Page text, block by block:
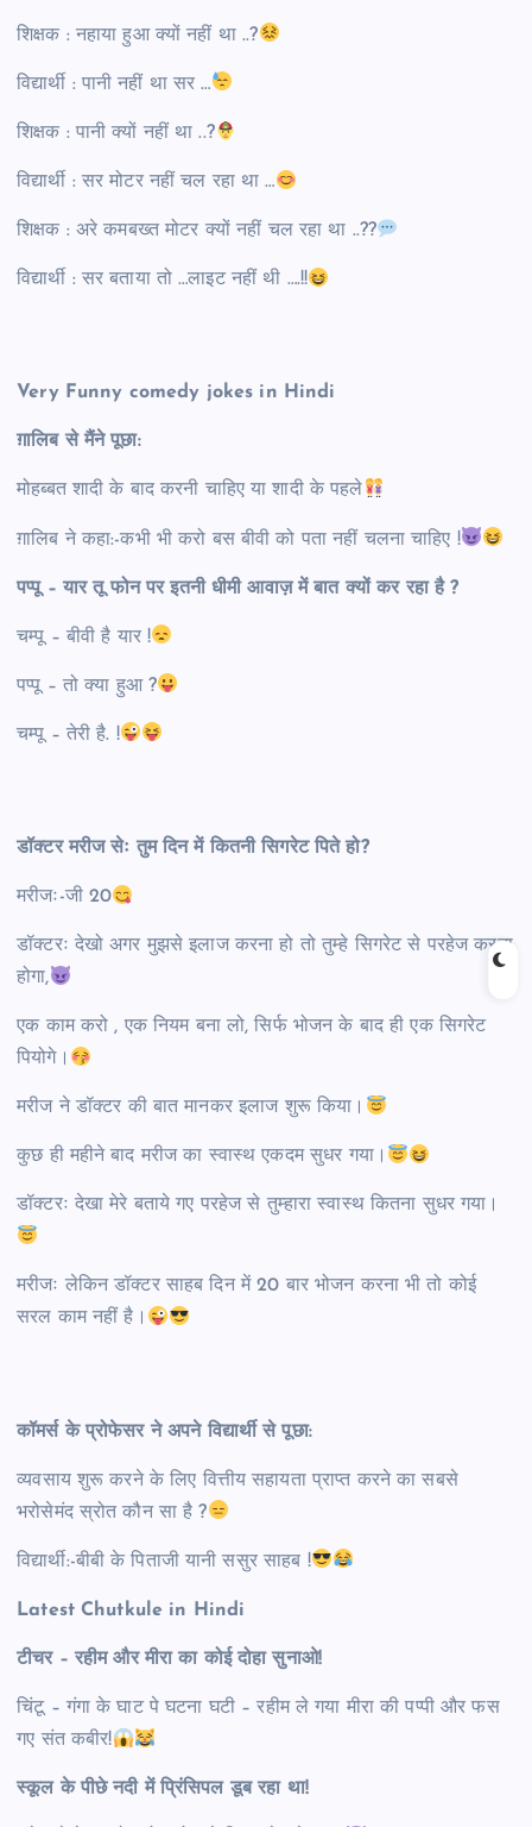
शिक्षक : नहाया हुआ क्यों नहीं था ..?
विद्यार्थी : पानी नहीं था सर …
शिक्षक : पानी क्यों नहीं था ..?
विद्यार्थी : सर मोटर नहीं चल रहा था …
शिक्षक : अरे कमबख्त मोटर क्यों नहीं चल रहा था ..??
विद्यार्थी : सर बताया तो …लाइट नहीं थी ….!!
Very Funny comedy jokes in Hindi
ग़ालिब से मैंने पूछा:
मोहब्बत शादी के बाद करनी चाहिए या शादी के पहले
ग़ालिब ने कहा:-कभी भी करो बस बीवी को पता नहीं चलना चाहिए !
पप्पू – यार तू फोन पर इतनी धीमी आवाज़ में बात क्यों कर रहा है ?
चम्पू – बीवी है यार !
पप्पू – तो क्या हुआ ?
चम्पू – तेरी है. !
डॉक्टर मरीज सेः तुम दिन में कितनी सिगरेट पिते हो?
मरीजः-जी 20
डॉक्टरः देखो अगर मुझसे इलाज करना हो तो तुम्हे सिगरेट से परहेज करना
होगा,
एक काम करो , एक नियम बना लो, सिर्फ भोजन के बाद ही एक सिगरेट
पियोगे।
मरीज ने डॉक्टर की बात मानकर इलाज शुरू किया।
कुछ ही महीने बाद मरीज का स्वास्थ एकदम सुधर गया।
डॉक्टरः देखा मेरे बताये गए परहेज से तुम्हारा स्वास्थ कितना सुधर गया।
मरीजः लेकिन डॉक्टर साहब दिन में 20 बार भोजन करना भी तो कोई
सरल काम नहीं है।
कॉमर्स के प्रोफेसर ने अपने विद्यार्थी से पूछा:
व्यवसाय शुरू करने के लिए वित्तीय सहायता प्राप्त करने का सबसे
भरोसेमंद स्रोत कौन सा है ?
विद्यार्थी:-बीबी के पिताजी यानी ससुर साहब !
Latest Chutkule in Hindi
टीचर – रहीम और मीरा का कोई दोहा सुनाओ!
चिंटू – गंगा के घाट पे घटना घटी – रहीम ले गया मीरा की पप्पी और फस
गए संत कबीर!
स्कूल के पीछे नदी में प्रिंसिपल डूब रहा था!